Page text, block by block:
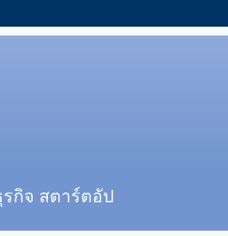
กิจ สตาร์ตอัป